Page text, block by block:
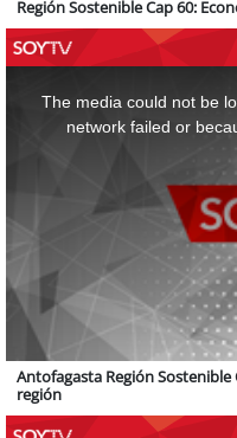
Región Sostenible Cap 60:
The media could not be
network failed or
Antofagasta Región Sostenible
región